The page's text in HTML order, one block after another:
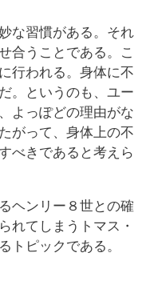
な習慣がある。それ
合うことである。こ
行われる。身体に不
。というのも、ユー
よっぽどの理由がな
がって、身体上の不
べきであると考えら
ヘンリー８世との確
れてしまうトマス・
トピックである。